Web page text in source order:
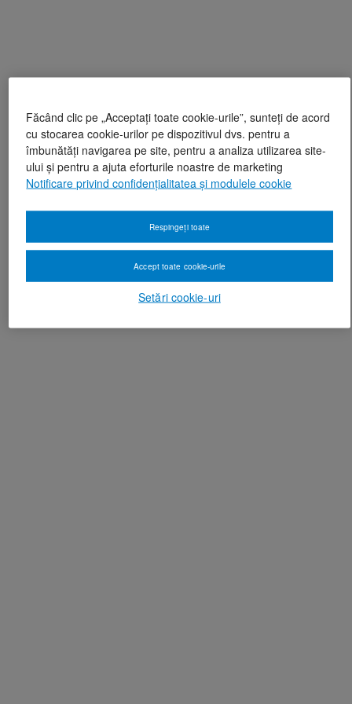
Făcând clic pe „Acceptați toate cookie-urile”, sunteți de acord
cu stocarea cookie-urilor pe dispozitivul dvs. pentru a
îmbunătăți navigarea pe site, pentru a analiza utilizarea site-
ului și pentru a ajuta eforturile noastre de marketing
Notificare privind confidențialitatea și modulele cookie
Setări cookie-uri
Respingeți toate
Accept toate cookie-urile